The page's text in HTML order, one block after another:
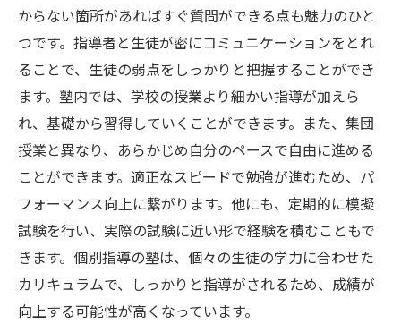
からない箇所があればすぐ質問ができる点も魅力のひと
つです。指導者と生徒が密にコミュニケーションをとれ
ることで、生徒の弱点をしっかりと把握することができ
ます。塾内では、学校の授業より細かい指導が加えら
れ、基礎から習得していくことができます。また、集団
授業と異なり、あらかじめ自分のペースで自由に進める
ことができます。適正なスピードで勉強が進むため、パ
フォーマンス向上に繋がります。他にも、定期的に模擬
試験を行い、実際の試験に近い形で経験を積むこともで
きます。個別指導の塾は、個々の生徒の学力に合わせた
カリキュラムで、しっかりと指導がされるため、成績が
向上する可能性が高くなっています。